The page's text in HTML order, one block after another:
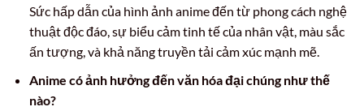
Sức hấp dẫn của hình ảnh anime đến từ phong cách nghệ
thuật độc đáo, sự biểu cảm tinh tế của nhân vật, màu sắc
ấn tượng, và khả năng truyền tải cảm xúc mạnh mẽ.
Anime có ảnh hưởng đến văn hóa đại chúng như thế
nào?